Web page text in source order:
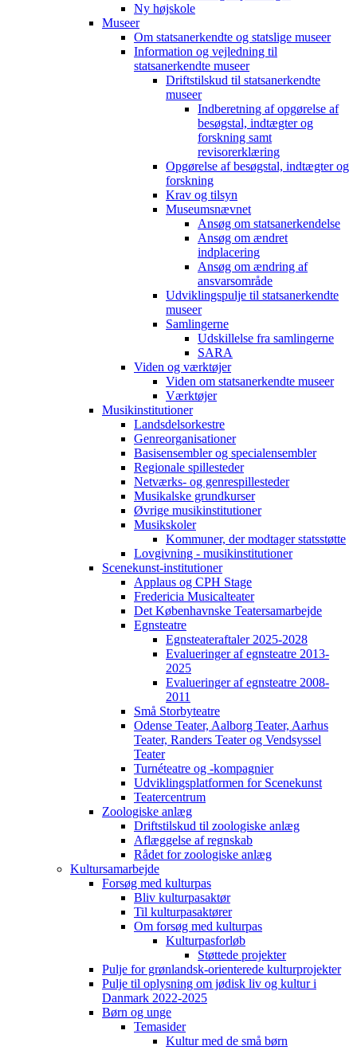
Ny højskole
Museer
Om statsanerkendte og statslige museer
Information og vejledning til
statsanerkendte museer
Driftstilskud til statsanerkendte
museer
Indberetning af opgørelse af
besøgstal, indtægter og
forskning samt
revisorerklæring
Opgørelse af besøgstal, indtægter og
forskning
Krav og tilsyn
Museumsnævnet
Ansøg om statsanerkendelse
Ansøg om ændret
indplacering
Ansøg om ændring af
ansvarsområde
Udviklingspulje til statsanerkendte
museer
Samlingerne
Udskillelse fra samlingerne
SARA
Viden og værktøjer
Viden om statsanerkendte museer
Værktøjer
Musikinstitutioner
Landsdelsorkestre
Genreorganisationer
Basisensembler og specialensembler
Regionale spillesteder
Netværks- og genrespillesteder
Musikalske grundkurser
Øvrige musikinstitutioner
Musikskoler
Kommuner, der modtager statsstøtte
Lovgivning - musikinstitutioner
Scenekunst-institutioner
Applaus og CPH Stage
Fredericia Musicalteater
Det Københavnske Teatersamarbejde
Egnsteatre
Egnsteateraftaler 2025-2028
Evalueringer af egnsteatre 2013-
2025
Evalueringer af egnsteatre 2008-
2011
Små Storbyteatre
Odense Teater, Aalborg Teater, Aarhus
Teater, Randers Teater og Vendsyssel
Teater
Turnéteatre og -kompagnier
Udviklingsplatformen for Scenekunst
Teatercentrum
Zoologiske anlæg
Driftstilskud til zoologiske anlæg
Aflæggelse af regnskab
Rådet for zoologiske anlæg
Kultursamarbejde
Forsøg med kulturpas
Bliv kulturpasaktør
Til kulturpasaktører
Om forsøg med kulturpas
Kulturpasforløb
Støttede projekter
Pulje for grønlandsk-orienterede kulturprojekter
Pulje til oplysning om jødisk liv og kultur i
Danmark 2022-2025
Børn og unge
Temasider
Kultur med de små børn